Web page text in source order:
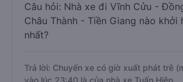
Câu hỏi: Nhà xe đi Vĩnh Cửu -
Châu Thành - Tiền Giang nào khởi
nhất?
Trả lời: Chuyến xe có giờ xuất phát trễ
vào lúc 23:40 là của nhà xe Tuấn Hiệp.